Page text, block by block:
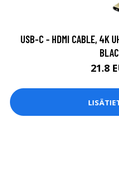
USB-C - HDMI CABLE, 4K
21.8